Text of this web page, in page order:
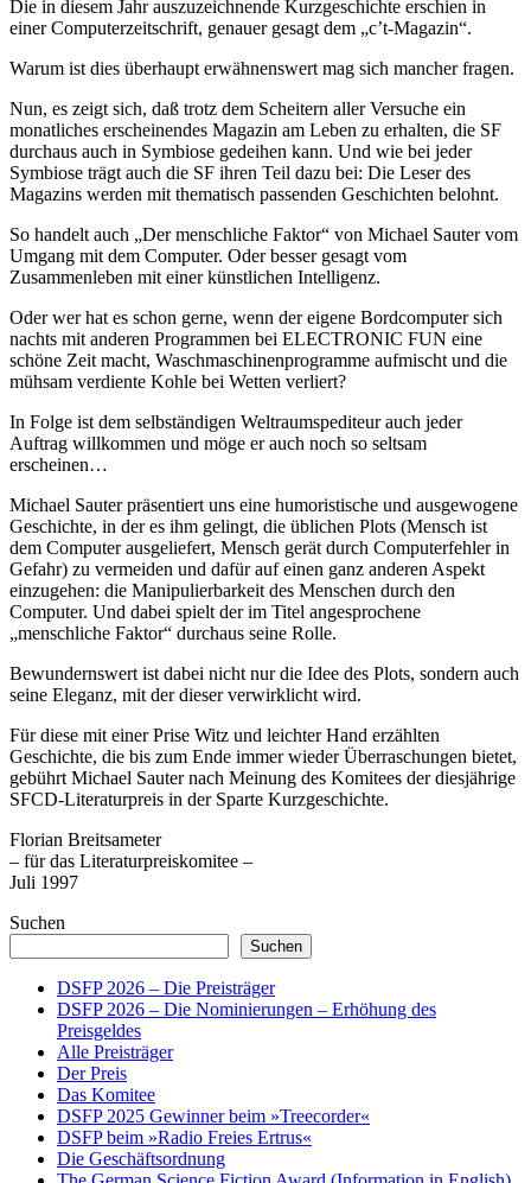
Die in diesem Jahr auszuzeichnende Kurzgeschichte erschien in
einer Computerzeitschrift, genauer gesagt dem „c’t-Magazin“.
Warum ist dies überhaupt erwähnenswert mag sich mancher fragen.
Nun, es zeigt sich, daß trotz dem Scheitern aller Versuche ein
monatliches erscheinendes Magazin am Leben zu erhalten, die SF
durchaus auch in Symbiose gedeihen kann. Und wie bei jeder
Symbiose trägt auch die SF ihren Teil dazu bei: Die Leser des
Magazins werden mit thematisch passenden Geschichten belohnt.
So handelt auch „Der menschliche Faktor“ von Michael Sauter vom
Umgang mit dem Computer. Oder besser gesagt vom
Zusammenleben mit einer künstlichen Intelligenz.
Oder wer hat es schon gerne, wenn der eigene Bordcomputer sich
nachts mit anderen Programmen bei ELECTRONIC FUN eine
schöne Zeit macht, Waschmaschinenprogramme aufmischt und die
mühsam verdiente Kohle bei Wetten verliert?
In Folge ist dem selbständigen Weltraumspediteur auch jeder
Auftrag willkommen und möge er auch noch so seltsam
erscheinen…
Michael Sauter präsentiert uns eine humoristische und ausgewogene
Geschichte, in der es ihm gelingt, die üblichen Plots (Mensch ist
dem Computer ausgeliefert, Mensch gerät durch Computerfehler in
Gefahr) zu vermeiden und dafür auf einen ganz anderen Aspekt
einzugehen: die Manipulierbarkeit des Menschen durch den
Computer. Und dabei spielt der im Titel angesprochene
„menschliche Faktor“ durchaus seine Rolle.
Bewundernswert ist dabei nicht nur die Idee des Plots, sondern auch
seine Eleganz, mit der dieser verwirklicht wird.
Für diese mit einer Prise Witz und leichter Hand erzählten
Geschichte, die bis zum Ende immer wieder Überraschungen bietet,
gebührt Michael Sauter nach Meinung des Komitees der diesjährige
SFCD-Literaturpreis in der Sparte Kurzgeschichte.
Florian Breitsameter
– für das Literaturpreiskomitee –
Juli 1997
Suchen
Suchen
DSFP 2026 – Die Preisträger
DSFP 2026 – Die Nominierungen – Erhöhung des
Preisgeldes
Alle Preisträger
Der Preis
Das Komitee
DSFP 2025 Gewinner beim »Treecorder«
DSFP beim »Radio Freies Ertrus«
Die Geschäftsordnung